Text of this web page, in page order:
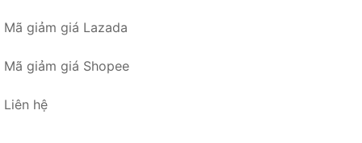
Mã giảm giá Lazada
Mã giảm giá Shopee
Liên hệ